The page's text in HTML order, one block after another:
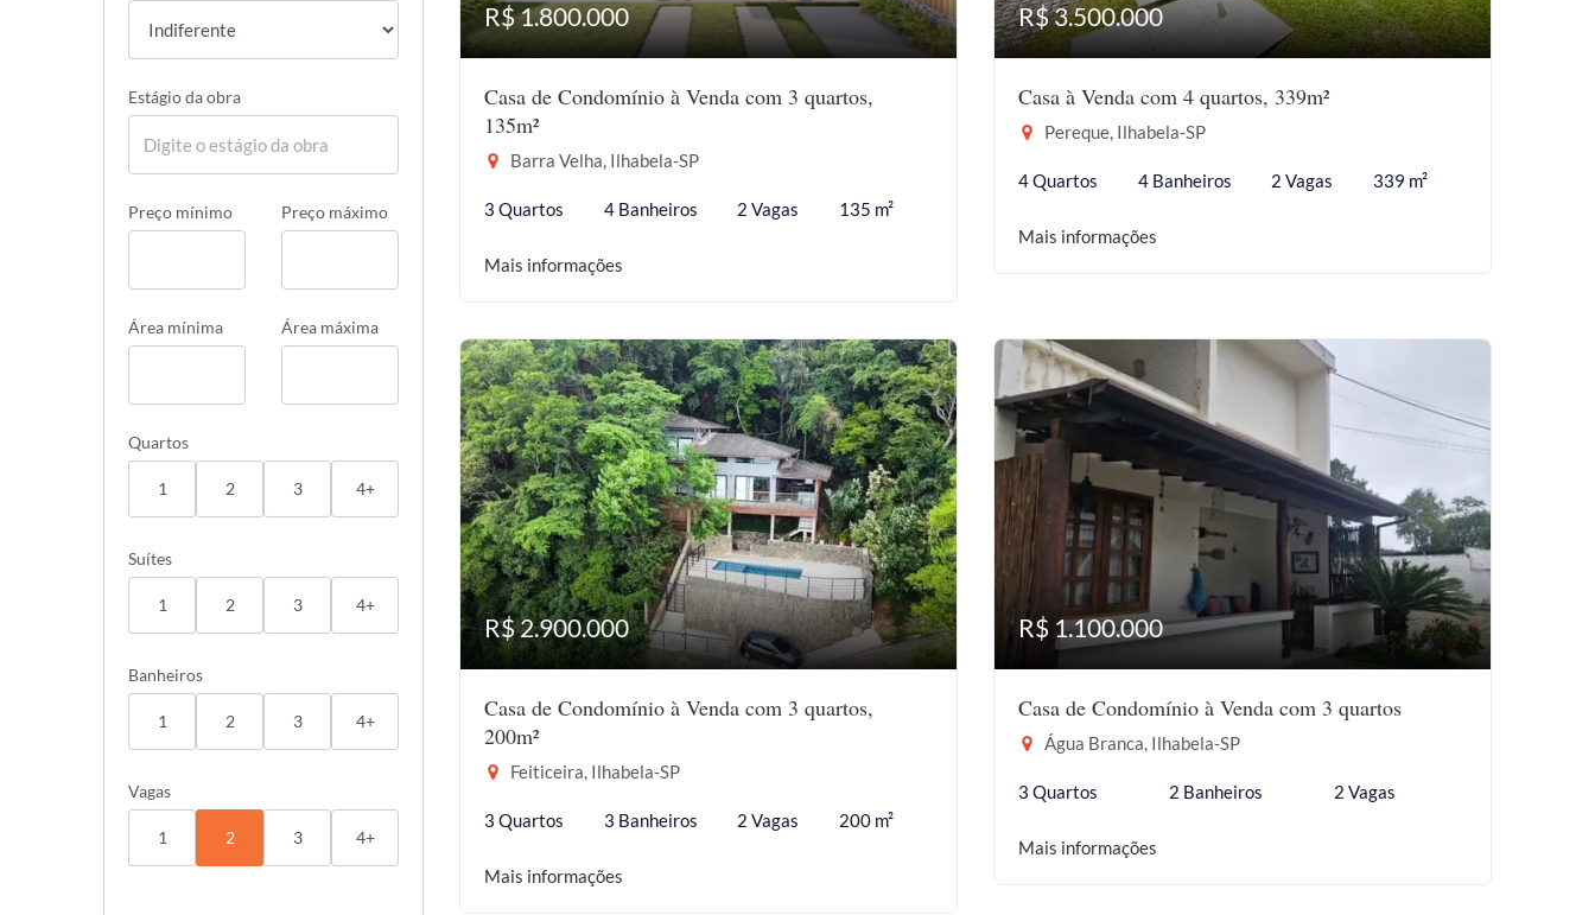
Estágio da obra
Preço mínimo Preço máximo
Área mínima Área máxima
Quartos
1 2 3 4+
Suítes
1 2 3 4+
Banheiros
1 2 3 4+
Vagas
1 2 3 4+
R$ 1.800.000
Casa de Condomínio à Venda com 3 quartos,
135m²
Barra Velha, Ilhabela-SP
3 Quartos 4 Banheiros 2 Vagas 135 m²
Mais informações
R$ 3.500.000
Casa à Venda com 4 quartos, 339m²
Pereque, Ilhabela-SP
4 Quartos 4 Banheiros 2 Vagas 339 m²
Mais informações
R$ 2.900.000
Casa de Condomínio à Venda com 3 quartos,
200m²
Feiticeira, Ilhabela-SP
3 Quartos 3 Banheiros 2 Vagas 200 m²
Mais informações
R$ 1.100.000
Casa de Condomínio à Venda com 3 quartos
Água Branca, Ilhabela-SP
3 Quartos 2 Banheiros 2 Vagas
Mais informações